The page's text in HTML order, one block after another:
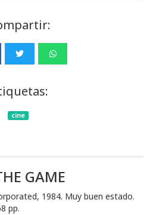
cine
GAME
1984. Muy buen estado.
pp.